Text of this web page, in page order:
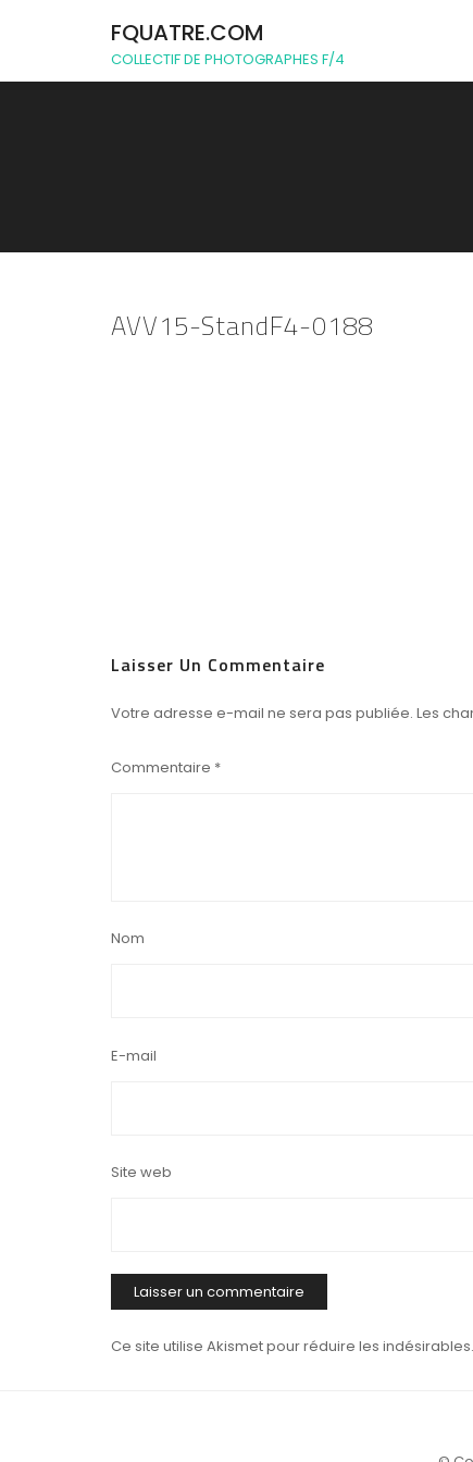
FQUATRE.COM
COLLECTIF DE PHOTOGRAPHES F/4
AVV15-StandF4-0188
Laisser Un Commentaire
Votre adresse e-mail ne sera pas publiée. Les
Commentaire *
Nom
E-mail
Site web
Ce site utilise Akismet pour réduire les indésirables.